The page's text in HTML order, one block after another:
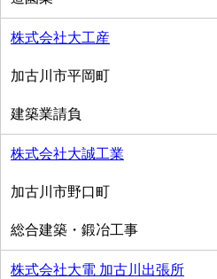
株式会社大工産
加古川市平岡町
建築業請負
株式会社大誠工業
加古川市野口町
総合建築・鍛冶工事
株式会社大電 加古川出張所